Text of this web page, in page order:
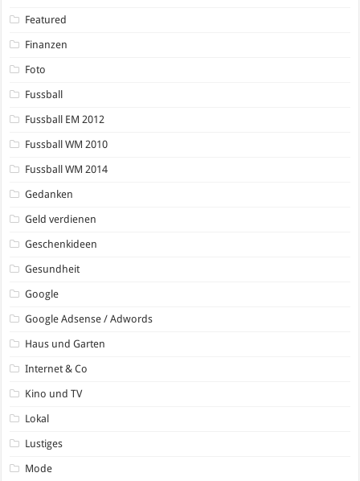
Featured
Finanzen
Foto
Fussball
Fussball EM 2012
Fussball WM 2010
Fussball WM 2014
Gedanken
Geld verdienen
Geschenkideen
Gesundheit
Google
Google Adsense / Adwords
Haus und Garten
Internet & Co
Kino und TV
Lokal
Lustiges
Mode